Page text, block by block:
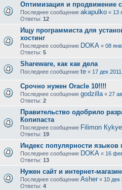
Оптимизация и продвижение
Последнее сообщение akapulko « 13
Ответы: 12
Ищу программиста для
хостинг
Последнее сообщение DOKA « 08
Ответы: 5
Shareware, как как дела
Последнее сообщение te « 17 дек
Срочно нужен Oracle 10!!!!
Последнее сообщение godzilla « 27
Ответы: 2
Правительство одобрило
Копипаста
Последнее сообщение Filimon
Ответы: 19
Индекс популярности
Последнее сообщение DOKA « 16
Ответы: 13
Нужен сайт и интернет-магазин
Последнее сообщение Asher « 10 дек
Ответы: 4